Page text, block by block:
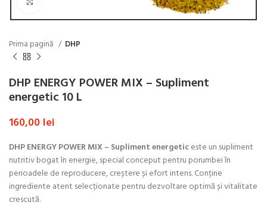
Prima pagină DHP
DHP ENERGY POWER MIX – Supliment
energetic 10 L
160,00 lei
DHP ENERGY POWER MIX – Supliment energeticeste un supliment
nutritiv bogat în energie, special conceput pentru porumbei în
perioadele de reproducere, creștere și efort intens. Conține
ingrediente atent selecționate pentru dezvoltare optimă și vitalitate
crescută.